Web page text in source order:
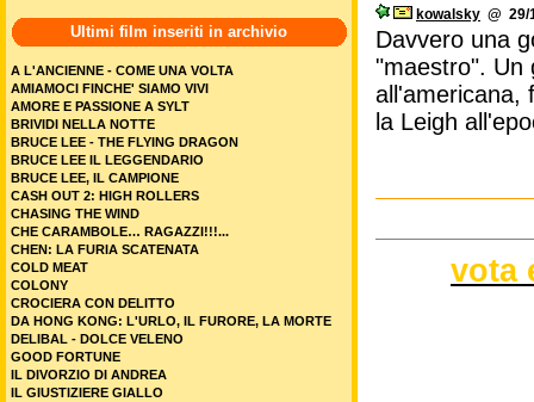
kowalsky @ 29/
Davvero una
"maestro". Un
all'americana,
la Leigh
vota
Ultimi film inseriti in archivio
A L'ANCIENNE - COME UNA VOLTA
AMIAMOCI FINCHE' SIAMO VIVI
AMORE E PASSIONE A SYLT
BRIVIDI NELLA NOTTE
BRUCE LEE - THE FLYING DRAGON
BRUCE LEE IL LEGGENDARIO
BRUCE LEE, IL CAMPIONE
CASH OUT 2: HIGH ROLLERS
CHASING THE WIND
CHE CARAMBOLE… RAGAZZI!!!...
CHEN: LA FURIA SCATENATA
COLD MEAT
COLONY
CROCIERA CON DELITTO
DA HONG KONG: L'URLO, IL FURORE, LA MORTE
DELIBAL - DOLCE VELENO
GOOD FORTUNE
IL DIVORZIO DI ANDREA
IL GIUSTIZIERE GIALLO